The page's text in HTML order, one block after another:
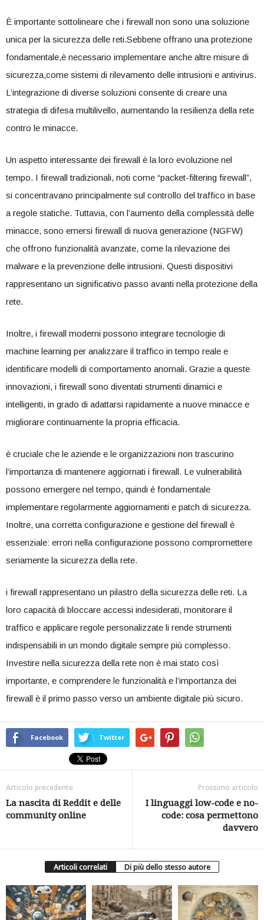
È importante sottolineare che i firewall non sono una soluzione
unica ⁢per la sicurezza ‍delle reti.Sebbene ​offrano ​una protezione
fondamentale,è necessario implementare⁣ anche altre misure di
sicurezza,come ‍sistemi di rilevamento delle intrusioni e antivirus.
L’integrazione di diverse soluzioni consente di creare una
strategia di difesa multilivello, aumentando la resilienza ⁣della rete
contro le minacce.
Un aspetto interessante dei ⁢firewall è la loro ⁣evoluzione nel
tempo. I firewall tradizionali,‌ noti come “packet-filtering firewall”,
si concentravano principalmente sul controllo del traffico in base
a regole statiche. Tuttavia, con‍ l’aumento della complessità delle
minacce, sono emersi ‌firewall di nuova generazione (NGFW)
‍che offrono funzionalità avanzate, ​come la rilevazione dei
malware e⁤ la​ prevenzione‌ delle intrusioni. Questi dispositivi
⁣rappresentano un significativo passo avanti nella protezione della⁤
rete.
Inoltre, i firewall moderni possono integrare tecnologie di
machine‌ learning per analizzare il traffico‍ in tempo reale e
identificare modelli di comportamento anomali. Grazie a queste
innovazioni, i firewall sono ⁤diventati strumenti dinamici⁣ e
intelligenti, in grado di adattarsi rapidamente a nuove minacce e
migliorare continuamente ‍la propria​ efficacia.
è cruciale che le aziende e le‍ organizzazioni non trascurino
l’importanza di mantenere aggiornati i firewall. Le vulnerabilità
possono emergere ‌nel tempo, quindi è fondamentale‍
implementare ‌regolarmente aggiornamenti e patch di sicurezza.
Inoltre, una corretta configurazione e gestione del firewall è
essenziale: errori nella configurazione⁤ possono compromettere
seriamente la sicurezza della‌ rete.
i firewall ‍rappresentano un pilastro della sicurezza delle‍ reti. La​
loro capacità⁤ di bloccare accessi indesiderati, monitorare il
traffico ‌e applicare regole personalizzate li rende strumenti
indispensabili in un mondo digitale sempre più complesso.
Investire nella sicurezza della rete ‍non è mai stato così
importante, e comprendere ​le funzionalità e ​l’importanza dei
‍firewall ​è il primo passo verso un⁣ ambiente digitale più sicuro.
Facebook Twitter
Articolo precedente
La nascita di Reddit e delle
community online
Prossimo articolo
I linguaggi low-code e no-
code: cosa permettono
davvero
Articoli correlati Di più dello stesso autore